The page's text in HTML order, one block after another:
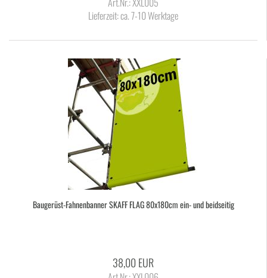
Lieferzeit:ca. 7-10 Werktage
Baugerüst-​​Fah­nen­ban­ner SKAFF FLAG 80x180cm ein- und beid­sei­tig
38,00 EUR